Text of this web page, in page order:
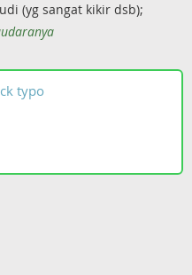
(yg sangat kikir dsb);
typo